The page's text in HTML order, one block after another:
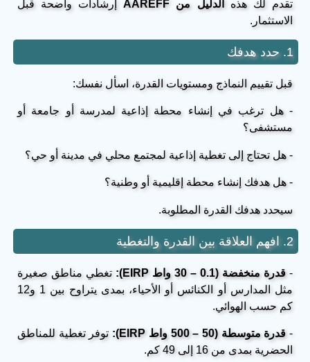
تقدم لك هذه الدليل من AAREFF
إرشادات واضحة قبل
الاستثمار.
1. حدد هدفك
قبل تقييم النماذج ومستويات القدرة، اسأل نفسك:
- هل ترغب في إنشاء محطة إذاعية لمدرسة أو جامعة أو
مستشفى؟
- هل تحتاج إلى تغطية إذاعية لمجتمع محلي في مدينة أو حي؟
- هل هدفك إنشاء محطة إقليمية أو وطنية؟
سيحدد هدفك القدرة المطلوبة.
2. افهم العلاقة بين القدرة والتغطية
-قدرة منخفضة (0.1 – 30 واط EIRP):
تغطي مناطق صغيرة
مثل المدارس أو الكنائس أو الأحياء، بمدى يتراوح بين 1 و12
كم حسب الهوائي.
-قدرة متوسطة (50 – 500 واط EIRP):
توفر تغطية للمناطق
الحضرية بمدى من 16 إلى 49 كم.